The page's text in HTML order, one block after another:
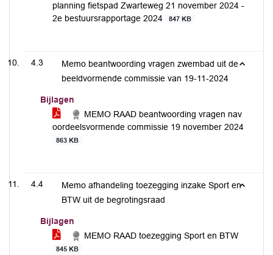
planning fietspad Zwarteweg 21 november 2024 -
2e bestuursrapportage 2024
847 KB
4.3
Memo beantwoording vragen zwembad uit de
beeldvormende commissie van 19-11-2024
Bijlagen
MEMO RAAD beantwoording vragen nav
oordeelsvormende commissie 19 november 2024
863 KB
4.4
Memo afhandeling toezegging inzake Sport en
BTW uit de begrotingsraad
Bijlagen
MEMO RAAD toezegging Sport en BTW
845 KB